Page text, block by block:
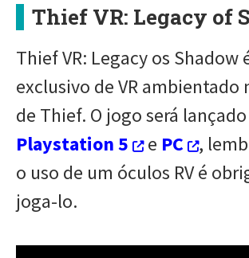
Thief VR: Legacy of
Thief VR: Legacy os Shadow
exclusivo de VR ambientado
de Thief. O jogo será
Playstation 5
e PC
,
o uso de um óculos RV é
joga-lo.